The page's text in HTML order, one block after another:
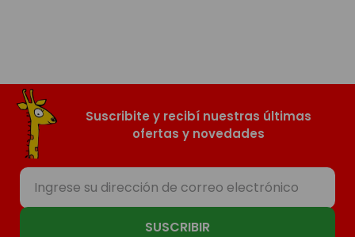
Suscribite y recibí nuestras últimas
ofertas y novedades
SUSCRIBIR